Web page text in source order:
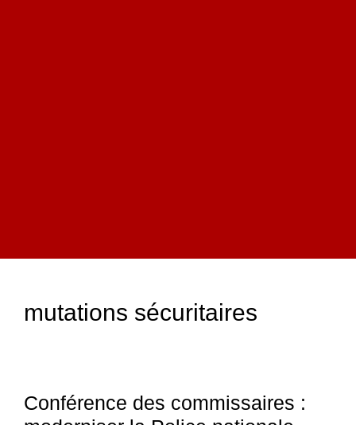
mutations sécuritaires
Conférence des commissaires :